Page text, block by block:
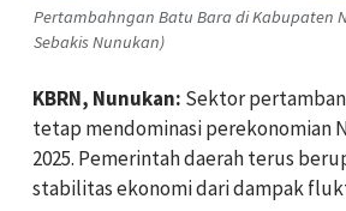
Pertambahngan Batu Bara di Kabupaten
Sebakis Nunukan)
KBRN, Nunukan: Sektor
tetap mendominasi perekonomian
2025. Pemerintah daerah terus
stabilitas ekonomi dari dampak